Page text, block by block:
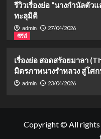
รีวิวเรื่องย่อ “นางกำนัลตัว
ทะลุมิติ
admin
27/04/2026
ซีรีส์
เรื่องย่อ สอดสร้อยมาลา
มิตรภาพนางรำหลวง สู่โศ
admin 23/04/2026
Copyright © All rights